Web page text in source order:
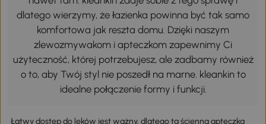
dlatego wierzymy, że łazienka powinna być tak samo
komfortowa jak reszta domu. Dzięki naszym
zlewozmywakom i apteczkom zapewnimy Ci
użyteczność, której potrzebujesz, ale zadbamy również
o to, aby Twój styl nie poszedł na marne. kleankin to
idealne połączenie formy i funkcji.
Łatwy dostęp do leków jest ważny, dlatego ta ścienna apteczka